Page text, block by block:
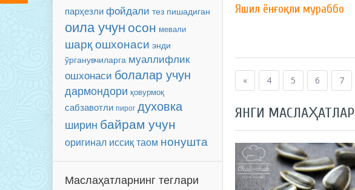
парҳезлифойдали тез пишадиган
оила учун осон мевали
шарқ ошхонаси энди
ўрганувчиларга муаллифлик
ошхонаси болалар учун
дармондори қовурмоқ
сабзавотли пирог духовка
ширин байрам учун
оригинал иссиқ таом нонушта
Маслаҳатларнинг теглари
Яшил ёнғоқли мураббо
« 4 5 6 7
ЯНГИ МАСЛАҲАТЛАР